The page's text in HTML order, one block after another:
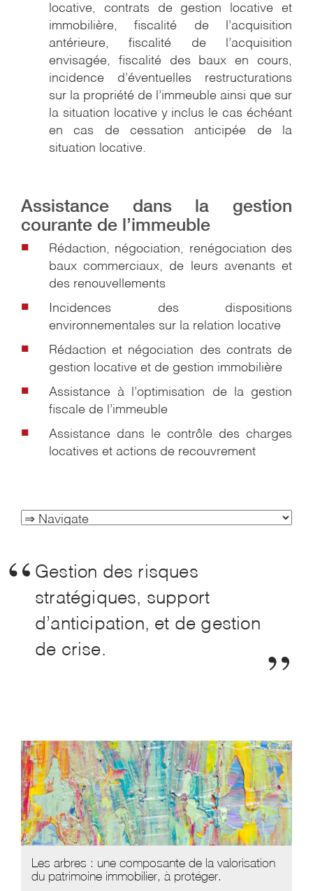
locative, contrats de gestion locative et
immobilière, fiscalité de l’acquisition
antérieure, fiscalité de l’acquisition
envisagée, fiscalité des baux en cours,
incidence d’éventuelles restructurations
sur la propriété de l’immeuble ainsi que sur
la situation locative y inclus le cas échéant
en cas de cessation anticipée de la
situation locative.
Assistance dans la gestion
courante de l’immeuble
Rédaction, négociation, renégociation des
baux commerciaux, de leurs avenants et
des renouvellements
Incidences des dispositions
environnementales sur la relation locative
Rédaction et négociation des contrats de
gestion locative et de gestion immobilière
Assistance à l’optimisation de la gestion
fiscale de l’immeuble
Assistance dans le contrôle des charges
locatives et actions de recouvrement
Gestion des risques
stratégiques, support
d’anticipation, et de gestion
de crise.
Les arbres : une composante de la valorisation
du patrimoine immobilier, à protéger.